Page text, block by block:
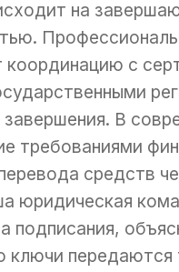
на
координацию с
завершения. В
требованиями
средств
юридическая
подписания,
ключи